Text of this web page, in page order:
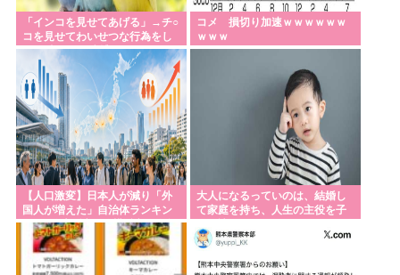
「インコを見せてあげる」→チ○
コを見せてわいせつな行為をし
た75歳の男を逮捕
コメ 損切り加速ｗｗｗｗｗｗ
ｗｗｗ
【人口激変】日本人が減り「外
国人が増えた」自治体ランキン
グ、1位大阪市 2位横浜市 3位名
古屋市 4
大人になるっていのは、結婚し
て家庭を持ち、人生の主役を子